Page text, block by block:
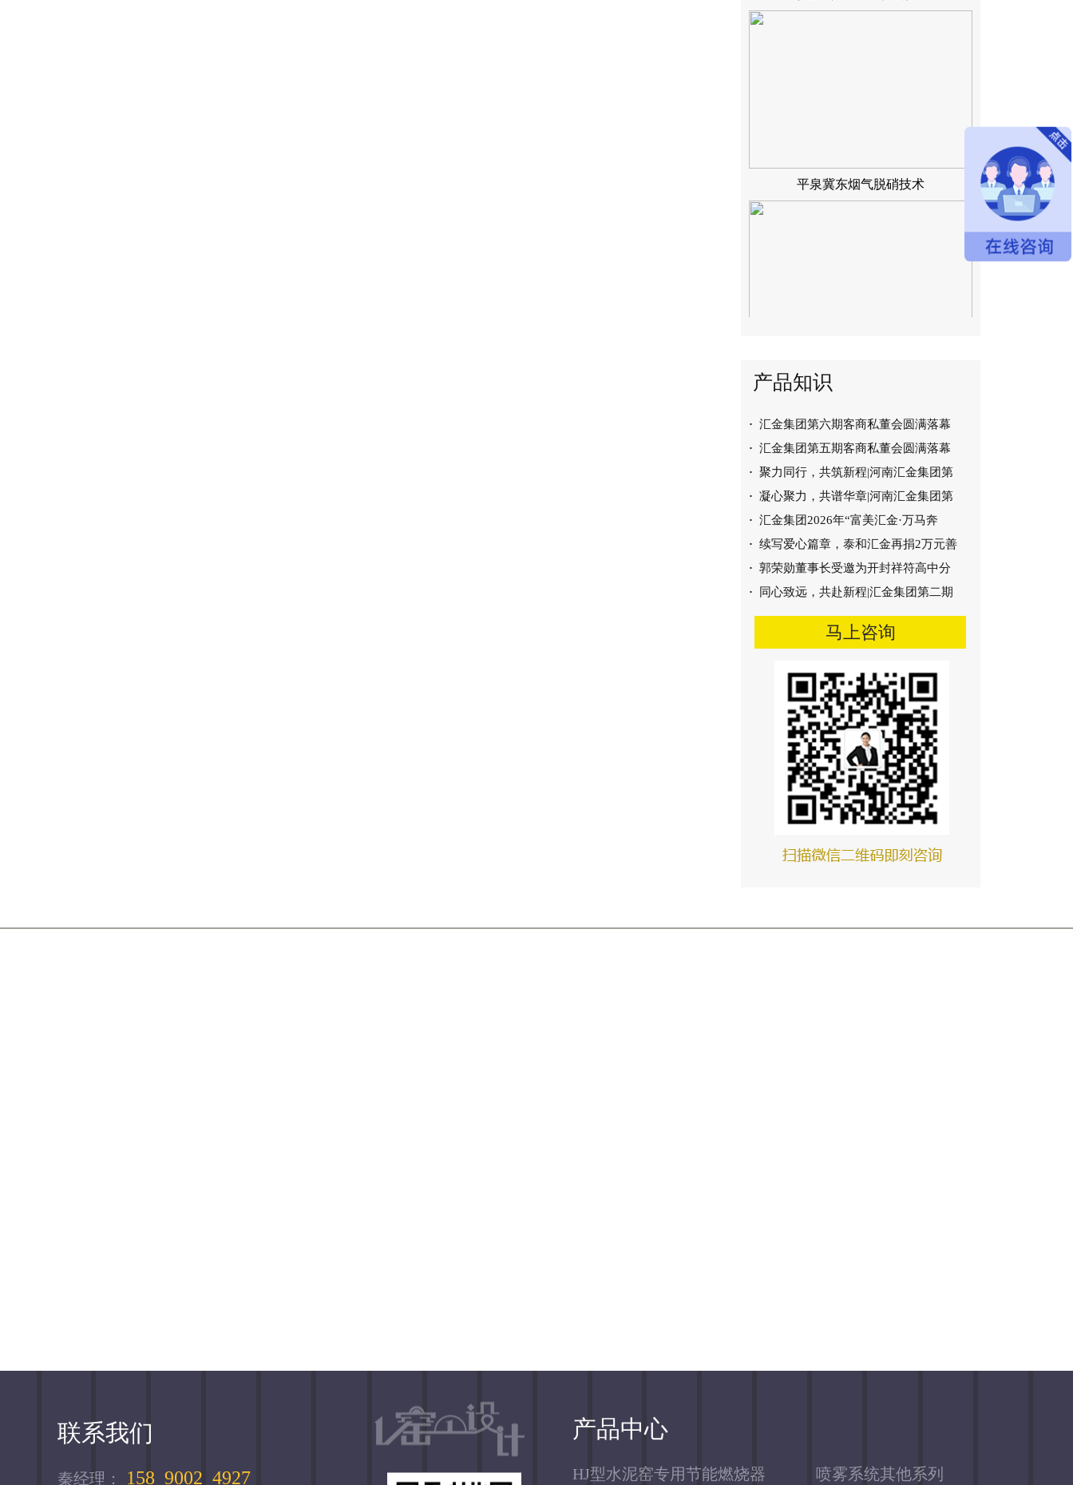
铜陵上峰水泥烟气脱硝技术
孟电第一根燃烧器案例
九嶷骄阳第二根案例
产品知识
· 汇金集团第六期客商私董会圆满落幕
· 汇金集团第五期客商私董会圆满落幕
· 聚力同行，共筑新程|河南汇金集团第
· 凝心聚力，共谱华章|河南汇金集团第
· 汇金集团2026年“富美汇金·万马奔
· 续写爱心篇章，泰和汇金再捐2万元善
· 郭荣勋董事长受邀为开封祥符高中分
· 同心致远，共赴新程|汇金集团第二期
马上咨询
联系我们
秦经理： 158 9002 4927
产品中心
HJ型水泥窑专用节能燃烧器 喷雾系统其他系列